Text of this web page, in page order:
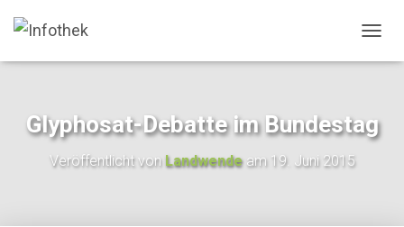
A
A
Glyphosat-Debatte im Bundestag
Veröffentlicht von Landwendeam 19. Juni 2015